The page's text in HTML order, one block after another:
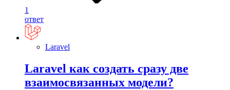
1
ответ
Laravel
Laravel как создать сразу две
взаимосвязанных модели?